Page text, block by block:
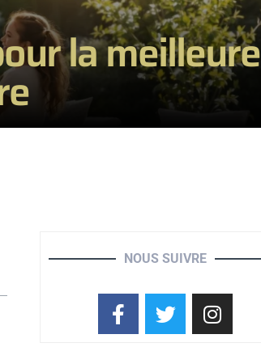
la meilleure
NOUS SUIVRE